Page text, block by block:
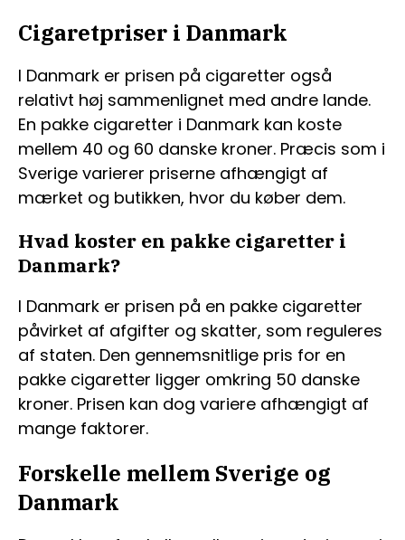
Cigaretpriser i Danmark
I Danmark er prisen på cigaretter også
relativt høj sammenlignet med andre lande.
En pakke cigaretter i Danmark kan koste
mellem 40 og 60 danske kroner. Præcis som i
Sverige varierer priserne afhængigt af
mærket og butikken, hvor du køber dem.
Hvad koster en pakke cigaretter i
Danmark?
I Danmark er prisen på en pakke cigaretter
påvirket af afgifter og skatter, som reguleres
af staten. Den gennemsnitlige pris for en
pakke cigaretter ligger omkring 50 danske
kroner. Prisen kan dog variere afhængigt af
mange faktorer.
Forskelle mellem Sverige og
Danmark